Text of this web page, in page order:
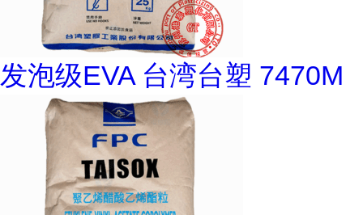
发泡级EVA 台湾台塑 7470M